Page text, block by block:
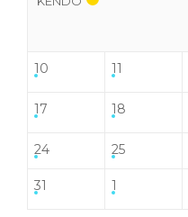
10 11
17 18
24 25
31 1